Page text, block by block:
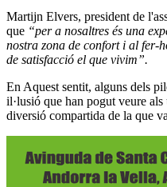
Martijn Elvers, president de
que “per a nosaltres és una
nostra zona de confort i al fer-
de satisfacció el que vivim”.
En Aquest sentit, alguns dels
il·lusió que han pogut veure
diversió compartida de la que